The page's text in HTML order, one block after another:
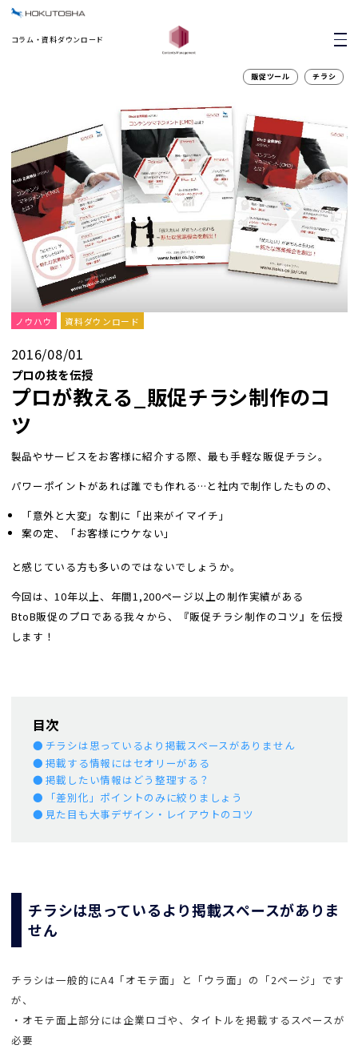
コラム・資料ダウンロード
販促ツール チラシ
ノウハウ 資料ダウンロード
2016/08/01
プロの技を伝授
プロが教える_販促チラシ制作のコ
ツ
製品やサービスをお客様に紹介する際、最も手軽な販促チラシ。
パワーポイントがあれば誰でも作れる…と社内で制作したものの、
「意外と大変」な割に「出来がイマイチ」
案の定、「お客様にウケない」
と感じている方も多いのではないでしょうか。
今回は、10年以上、年間1,200ページ以上の制作実績がある
BtoB販促のプロである我々から、『販促チラシ制作のコツ』を伝授
します！
目次
チラシは思っているより掲載スペースがありません
掲載する情報にはセオリーがある
掲載したい情報はどう整理する？
「差別化」ポイントのみに絞りましょう
見た目も大事デザイン・レイアウトのコツ
チラシは思っているより掲載スペースがありま
せん
チラシは一般的にA4「オモテ面」と「ウラ面」の「2ページ」です
が、
・オモテ面上部分には企業ロゴや、タイトルを掲載するスペースが
必要